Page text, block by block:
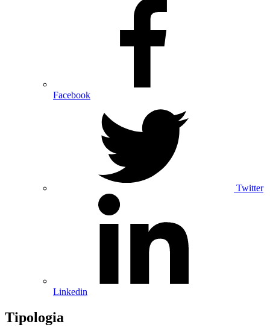
Facebook
Twitter
Linkedin
Tipologia